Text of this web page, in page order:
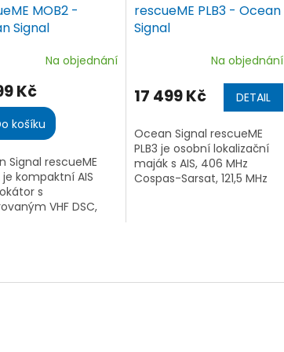
MOB2 -
Signal
Na objednání
Kč
košíku
Signal rescueME
je kompaktní AIS
s
VHF DSC,
rescueME PLB3 - Ocean
Signal
produktu
z
5
hvězdiček.
Na objednání
17 499 Kč DETAIL
Ocean Signal rescueME
PLB3 je osobní lokalizační
maják s AIS, 406 MHz
Cospas-Sarsat, 121,5 MHz